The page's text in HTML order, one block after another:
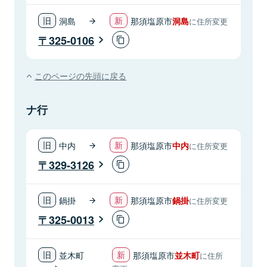
洞島 那須塩原市洞島に住所変更
325-0106
このページの先頭に戻る
ナ行
中内 那須塩原市中内に住所変更
329-3126
鍋掛 那須塩原市鍋掛に住所変更
325-0013
並木町 那須塩原市並木町に住所